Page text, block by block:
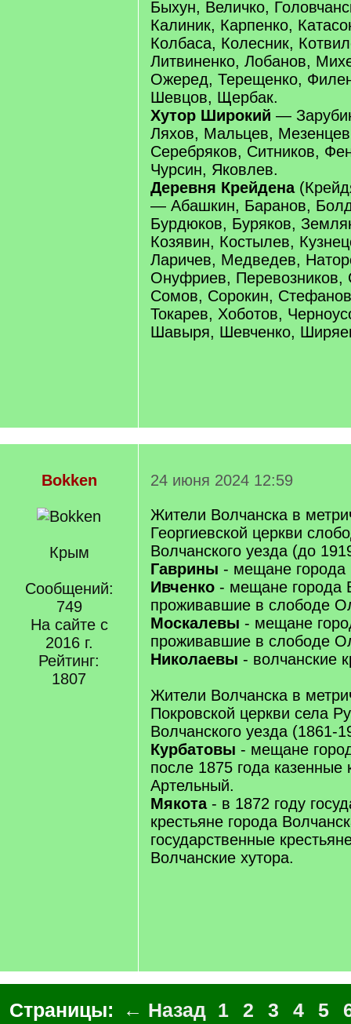
Быхун, Величко,
Калиник, Карпенко,
Колбаса, Колесник,
Литвиненко, Лобанов,
Ожеред, Терещенко,
Шевцов, Щербак.
Хутор Широкий —
Ляхов, Мальцев,
Серебряков, Ситников,
Чурсин, Яковлев.
Деревня Крейдена
— Абашкин, Баранов,
Бурдюков, Буряков,
Козявин, Костылев,
Ларичев, Медведев,
Онуфриев, Перевозников,
Сомов, Сорокин,
Токарев, Хоботов,
Шавыря, Шевченко,
Bokken
Крым
Сообщений:
749
На сайте с
2016 г.
Рейтинг:
1807
24 июня 2024 12:59
Жители Волчанска в
Георгиевской церкви
Волчанского уезда (до
Гаврины - мещане города
Ивченко - мещане города
проживавшие в слободе
Москалевы - мещане
проживавшие в слободе
Николаевы - волчанские
Жители Волчанска в
Покровской церкви села
Волчанского уезда (1861-
Курбатовы - мещане
после 1875 года казенные
Артельный.
Мякота- в 1872 году
крестьяне города
государственные
Волчанские хутора.
Страницы: ← Назад 1 2 3 4 5